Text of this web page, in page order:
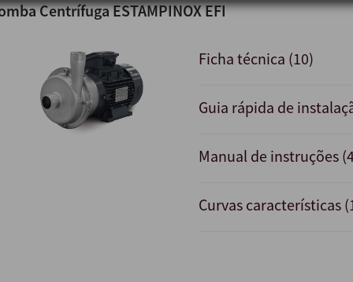
Centrífuga ESTAMPINOX EFI
Ficha técnica (10)
Guia rápida de
Manual de instruções
Curvas características